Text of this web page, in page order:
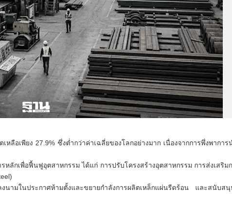
ลือเพียง 27.9% ซึ่งต่ำกว่าค่าเฉลี่ยของโลกอย่างมาก เนื่องจากการพึ่งพาการ
ลักเพื่อฟื้นฟูอุตสาหกรรม ได้แก่ การปรับโครงสร้างอุตสาหกรรม การส่งเสริม
นามในประกาศห้ามตั้งและขยายกำลังการผลิตเหล็กแผ่นรีดร้อน และสนับสนุ